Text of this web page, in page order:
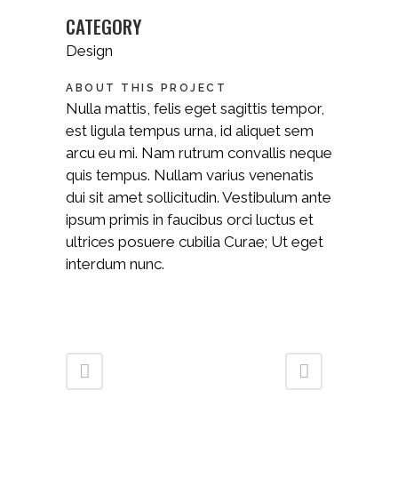
CATEGORY
Design
ABOUT THIS PROJECT
Nulla mattis, felis eget sagittis tempor,
est ligula tempus urna, id aliquet sem
arcu eu mi. Nam rutrum convallis neque
quis tempus. Nullam varius venenatis
dui sit amet sollicitudin. Vestibulum ante
ipsum primis in faucibus orci luctus et
ultrices posuere cubilia Curae; Ut eget
interdum nunc.